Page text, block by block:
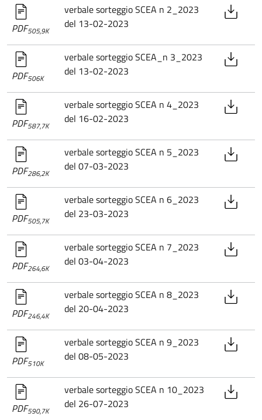
PDF505,9K
verbale sorteggio SCEA n 2_2023
del 13-02-2023
PDF506K
verbale sorteggio SCEA_n 3_2023
del 13-02-2023
PDF587,7K
verbale sorteggio SCEA n 4_2023
del 16-02-2023
PDF286,2K
verbale sorteggio SCEA n 5_2023
del 07-03-2023
PDF505,7K
verbale sorteggio SCEA n 6_2023
del 23-03-2023
PDF264,6K
verbale sorteggio SCEA n 7_2023
del 03-04-2023
PDF246,4K
verbale sorteggio SCEA n 8_2023
del 20-04-2023
PDF510K
verbale sorteggio SCEA n 9_2023
del 08-05-2023
PDF590,7K
verbale sorteggio SCEA n 10_2023
del 26-07-2023